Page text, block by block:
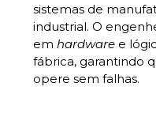
sistemas de
industrial. O
emhardware e
fábrica, garantindo
opere sem falhas.